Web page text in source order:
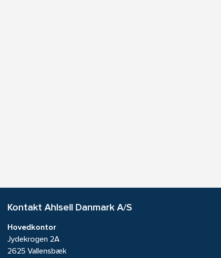
Kontakt Ahlsell Danmark A/S
Hovedkontor
Jydekrogen 2A
2625 Vallensbæk